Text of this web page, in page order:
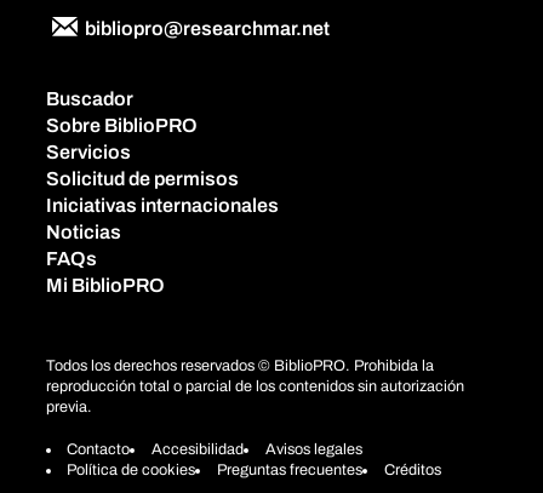
bibliopro@researchmar.net
Buscador
Sobre BiblioPRO
Servicios
Solicitud de permisos
Iniciativas internacionales
Noticias
FAQs
Mi BiblioPRO
Todos los derechos reservados © BiblioPRO. Prohibida la
reproducción total o parcial de los contenidos sin autorización
previa.
Contacto Accesibilidad
Avisos legales
Política de cookies
Preguntas frecuentes Créditos